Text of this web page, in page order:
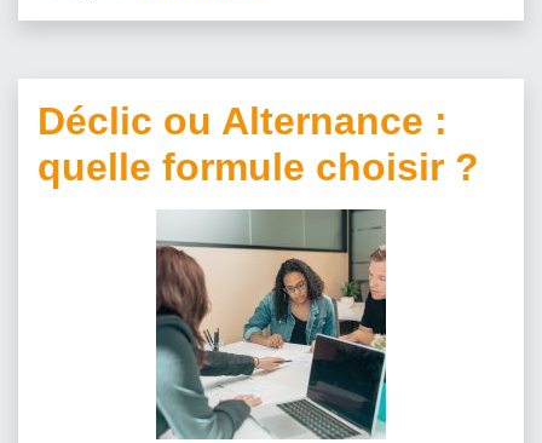
Déclic ou Alternance :
quelle formule choisir ?